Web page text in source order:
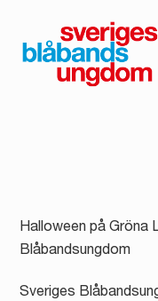
content
Halloween på Gröna
Blåbandsungdom
Sveriges